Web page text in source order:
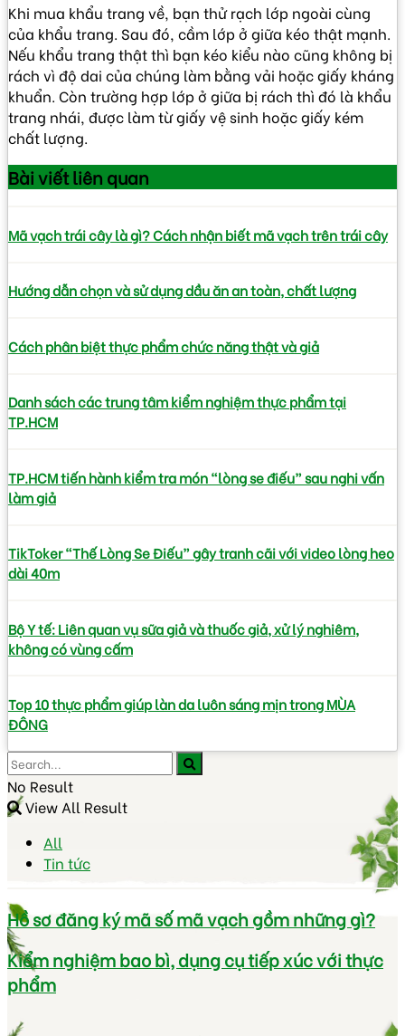
Khi mua khẩu trang về, bạn thử rạch lớp ngoài cùng
của khẩu trang. Sau đó, cầm lớp ở giữa kéo thật mạnh.
Nếu khẩu trang thật thì bạn kéo kiểu nào cũng không bị
rách vì độ dai của chúng làm bằng vải hoặc giấy kháng
khuẩn. Còn trường hợp lớp ở giữa bị rách thì đó là khẩu
trang nhái, được làm từ giấy vệ sinh hoặc giấy kém
chất lượng.
Bài viếtliên quan
Mã vạch trái cây là gì? Cách nhận biết mã vạch trên trái cây
Hướng dẫn chọn và sử dụng dầu ăn an toàn, chất lượng
Cách phân biệt thực phẩm chức năng thật và giả
Danh sách các trung tâm kiểm nghiệm thực phẩm tại
TP.HCM
TP.HCM tiến hành kiểm tra món “lòng se điếu” sau nghi vấn
làm giả
TikToker “Thế Lòng Se Điếu” gây tranh cãi với video lòng heo
dài 40m
Bộ Y tế: Liên quan vụ sữa giả và thuốc giả, xử lý nghiêm,
không có vùng cấm
Top 10 thực phẩm giúp làn da luôn sáng mịn trong MÙA
ĐÔNG
No Result
View All Result
All
Tin tức
Hồ sơ đăng ký mã số mã vạch gồm những gì?
Kiểm nghiệm bao bì, dụng cụ tiếp xúc với thực
phẩm